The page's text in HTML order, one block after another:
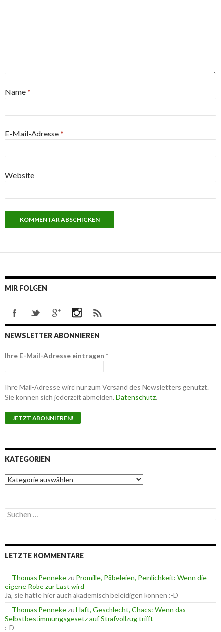
Name*
E-Mail-Adresse*
Website
MIR FOLGEN
NEWSLETTER ABONNIEREN
Ihre E-Mail-Adresse eintragen *
Ihre Mail-Adresse wird nur zum Versand des Newsletters genutzt.
Sie können sich jederzeit abmelden. Datenschutz.
KATEGORIEN
K
a
g
o
n
S
u
e
n
c
h
:
LETZTE KOMMENTARE
Thomas Pennekezu Promille, Pöbeleien, Peinlichkeit: Wenn die
eigene Robe zur Last wird
Ja, sie hätte hier auch akademisch beleidigen können :-D
Thomas Pennekezu Haft, Geschlecht, Chaos: Wenn das
Selbstbestimmungsgesetz auf Strafvollzug trifft
:-D